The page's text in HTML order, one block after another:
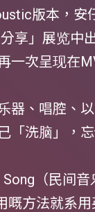
版本，安
享」展览中
一次呈现在
器、唱腔、
「洗脑」，
（民间
嘅方法就系